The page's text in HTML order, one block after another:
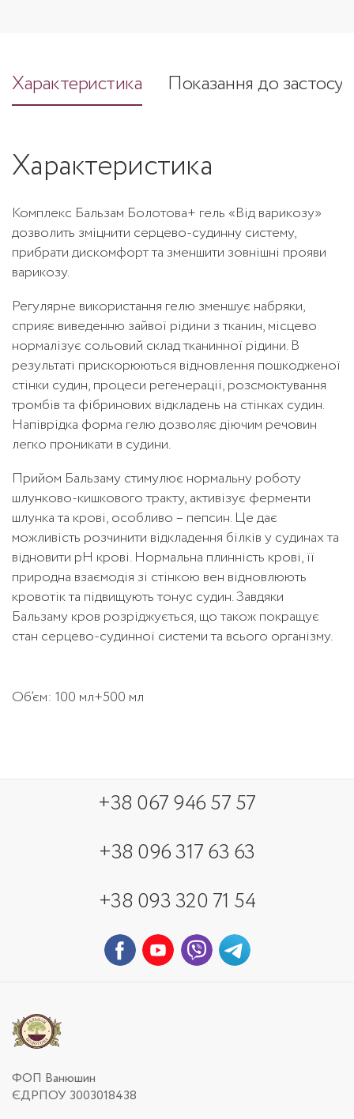
Характеристика Показання до
Характеристика
Комплекс Бальзам Болотова+ гель «Від варикозу»
дозволить зміцнити серцево-судинну систему,
прибрати дискомфорт та зменшити зовнішні прояви
варикозу.
Регулярне використання гелю зменшує набряки,
сприяє виведенню зайвої рідини з тканин, місцево
нормалізує сольовий склад тканинної рідини. В
результаті прискорюються відновлення пошкодженої
стінки судин, процеси регенерації, розсмоктування
тромбів та фібринових відкладень на стінках судин.
Напіврідка форма гелю дозволяє діючим речовин
легко проникати в судини.
Прийом Бальзаму стимулює нормальну роботу
шлунково-кишкового тракту, активізує ферменти
шлунка та крові, особливо – пепсин. Це дає
можливість розчинити відкладення білків у судинах та
відновити рН крові. Нормальна плинність крові, її
природна взаємодія зі стінкою вен відновлюють
кровотік та підвищують тонус судин. Завдяки
Бальзаму кров розріджується, що також покращує
стан серцево-судинної системи та всього організму.
Об’єм: 100 мл+500 мл
+38 067 946 57 57
+38 096 317 63 63
+38 093 320 71 54
ФОП Ванюшин
ЄДРПОУ 3003018438